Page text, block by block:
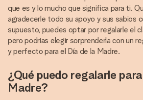
que es y lo mucho que significa para ti.
agradecerle todo su apoyo y sus sabios
supuesto, puedes optar por regalarle el
pero podrías elegir sorprenderla con un
y perfecto para el Día de la Madre.
¿Qué puedo regalarle
Madre?